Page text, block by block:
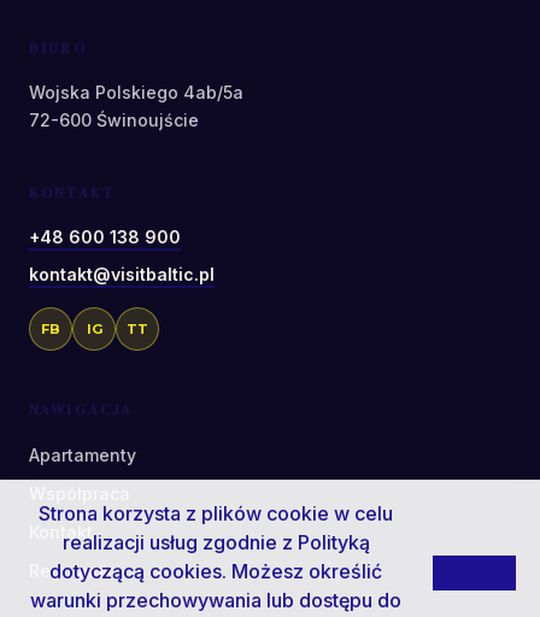
BIURO
Wojska Polskiego 4ab/5a
72-600 Świnoujście
KONTAKT
+48 600 138 900
kontakt@visitbaltic.pl
FB IG TT
NAWIGACJA
Apartamenty
Regulamin
Strona korzysta z plików cookie w celu
realizacji usług zgodnie z Polityką
dotyczącą cookies. Możesz określić
warunki przechowywania lub dostępu do